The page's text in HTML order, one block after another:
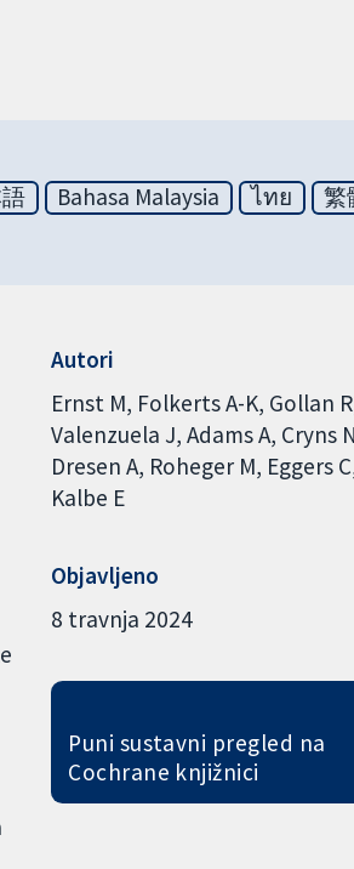
Bahasa Malaysia ไทย
繁
Autori
Ernst M Folkerts A-K Gollan R
Valenzuela J Adams A Cryns N
Dresen A Roheger M Eggers C
Kalbe E
Objavljeno
8 travnja 2024
Puni sustavni pregled na
Cochrane knjižnici